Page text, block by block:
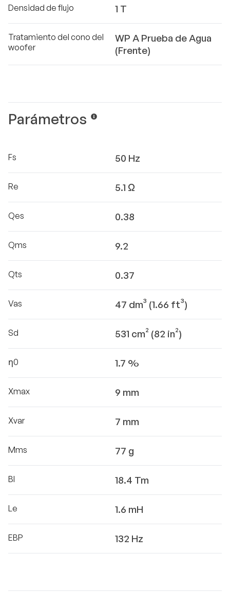
Densidad de flujo 1 T
Tratamiento del cono del
woofer
WP A Prueba de Agua
(Frente)
Parámetros
Fs 50 Hz
Re 5.1 Ω
Qes 0.38
Qms 9.2
Qts 0.37
Vas 47 dm³ (1.66 ft³)
Sd 531 cm² (82 in²)
η0 1.7 %
Xmax 9 mm
Xvar 7 mm
Mms 77 g
Bl 18.4 Tm
Le 1.6 mH
EBP 132 Hz